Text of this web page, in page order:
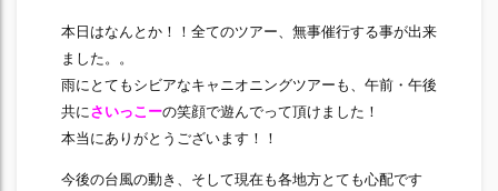
本日はなんとか！！全てのツアー、無事催行する事が出来
ました。。
雨にとてもシビアなキャニオニングツアーも、午前・午後
共にさいっこーの笑顔で遊んでって頂けました！
本当にありがとうございます！！
今後の台風の動き、そして現在も各地方とても心配です